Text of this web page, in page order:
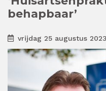
behapbaar’
vrijdag 25 augustus 2023